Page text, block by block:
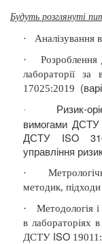
Будуть розглянуті
·
·
Розроблення
лабораторії
17025:2019
(
·
Ризик-
вимогами
ДСТУ ISO
управління
·
методик,
·
Методологія
в лабораторіях
ДСТУ ISO19011